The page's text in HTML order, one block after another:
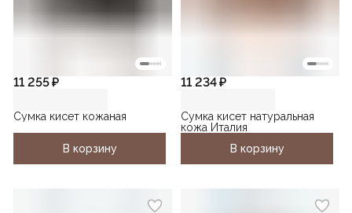
11 255 ₽
Сумка кисет кожаная
В корзину
11 234 ₽
Сумка кисет натуральная
кожа Италия
В корзину